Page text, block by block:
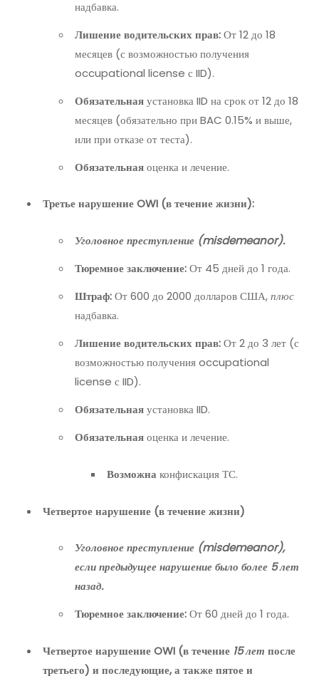
надбавка.
Лишение водительских прав:От 12 до 18
месяцев (с возможностью получения
occupational license с IID).
Обязательнаяустановка IID на срок от 12 до 18
месяцев (обязательно при BAC 0.15% и выше,
или при отказе от теста).
Обязательнаяоценка и лечение.
Третье нарушение OWI (в течение жизни):
Уголовное преступление (misdemeanor).
Тюремное заключение:От 45 дней до 1 года.
Штраф:От 600 до 2000 долларов США,плюс
надбавка.
Лишение водительских прав:От 2 до 3 лет (с
возможностью получения occupational
license с IID).
Обязательнаяустановка IID.
Обязательнаяоценка и лечение.
Возможна конфискация ТС.
Четвертое нарушение (в течение жизни)
Уголовное преступление (misdemeanor),
если предыдущее нарушение было более 5 лет
назад.
Тюремное заключение:От 60 дней до 1 года.
Четвертое нарушение OWI (в течение 15 лет после
третьего) и последующие, а также пятое и